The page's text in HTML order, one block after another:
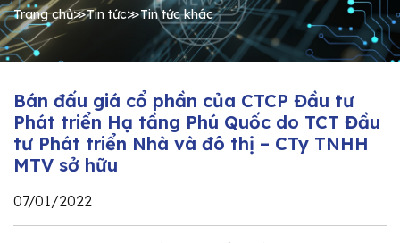
Trang chủ≫Tin tức≫Tin tức khác
Bán đấu giá cổ phần của CTCP Đầu tư
Phát triển Hạ tầng Phú Quốc do TCT Đầu
tư Phát triển Nhà và đô thị – CTy TNHH
MTV sở hữu
07/01/2022